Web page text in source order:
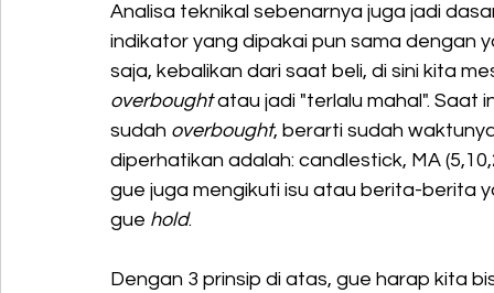
Analisa teknikal sebenarnya juga jadi
indikator yang dipakai pun sama dengan
saja, kebalikan dari saat beli, di sini kita
overbought atau jadi "terlalu mahal". Saat
sudah overbought, berarti sudah
diperhatikan adalah: candlestick, MA
gue juga mengikuti isu atau berita-berita
gue hold.
Dengan 3 prinsip di atas, gue harap kita